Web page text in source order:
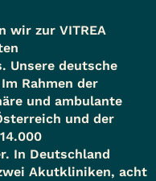
wir zur VITREA
Unsere deutsche
Rahmen der
und ambulante
und der
In Deutschland
Akutkliniken, acht